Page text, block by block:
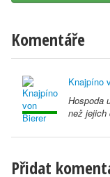
Komentáře
Knajpíno
Hospoda
než jejich
Přidat